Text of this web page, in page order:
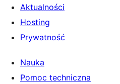
Aktualności
Hosting
Prywatność
Nauka
Pomoc techniczna